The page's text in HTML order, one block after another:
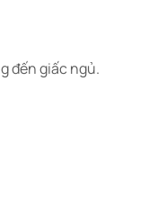
đến giấc ngủ.​